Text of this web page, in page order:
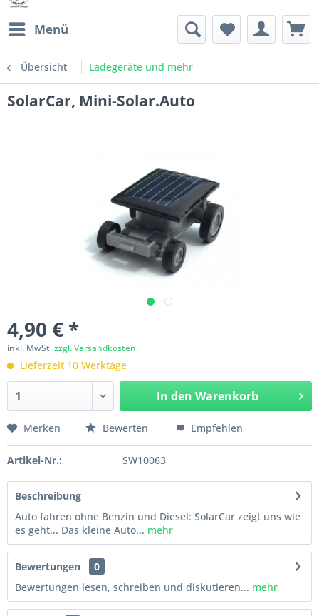
Menü
Übersicht Ladegeräte und mehr
SolarCar, Mini-Solar.Auto
4,90 € *
inkl. MwSt.zzgl. Versandkosten
Lieferzeit 10 Werktage
In den Warenkorb
Merken Bewerten Empfehlen
Artikel-Nr.: SW10063
Beschreibung
Auto fahren ohne Benzin und Diesel: SolarCar zeigt uns wie
es geht... Das kleine Auto... mehr
Bewertungen
0
Bewertungen lesen, schreiben und diskutieren... mehr